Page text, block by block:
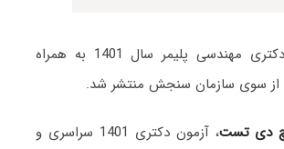
سوالات آزمون دکتری مهندسی پلیمر سال 1401 به همراه
از سوی سازمان سنجش منتشر شد.
دی تست
، آزمون دکتری 1401 سراسری و